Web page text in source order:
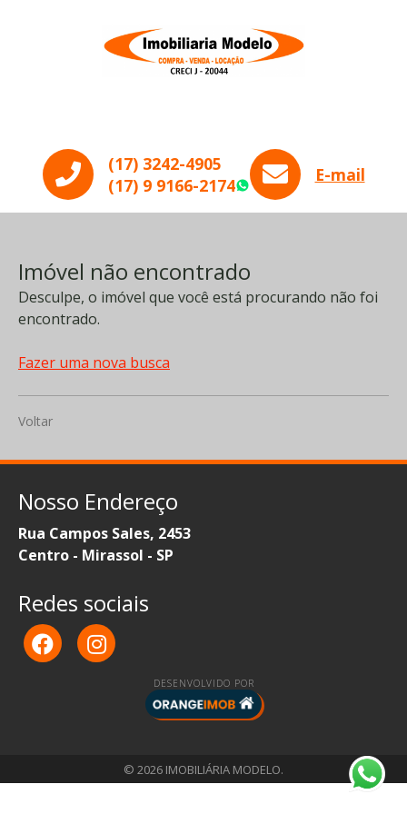
(17) 3242-4905
(17) 9 9166-2174
WhatsApp
E-mail
Imóvel não encontrado
Desculpe, o imóvel que você está procurando não foi
encontrado.
Fazer uma nova busca
Voltar
Nosso Endereço
Rua Campos Sales, 2453
Centro - Mirassol - SP
Redes sociais
DESENVOLVIDO POR
© 2026 IMOBILIÁRIA MODELO.